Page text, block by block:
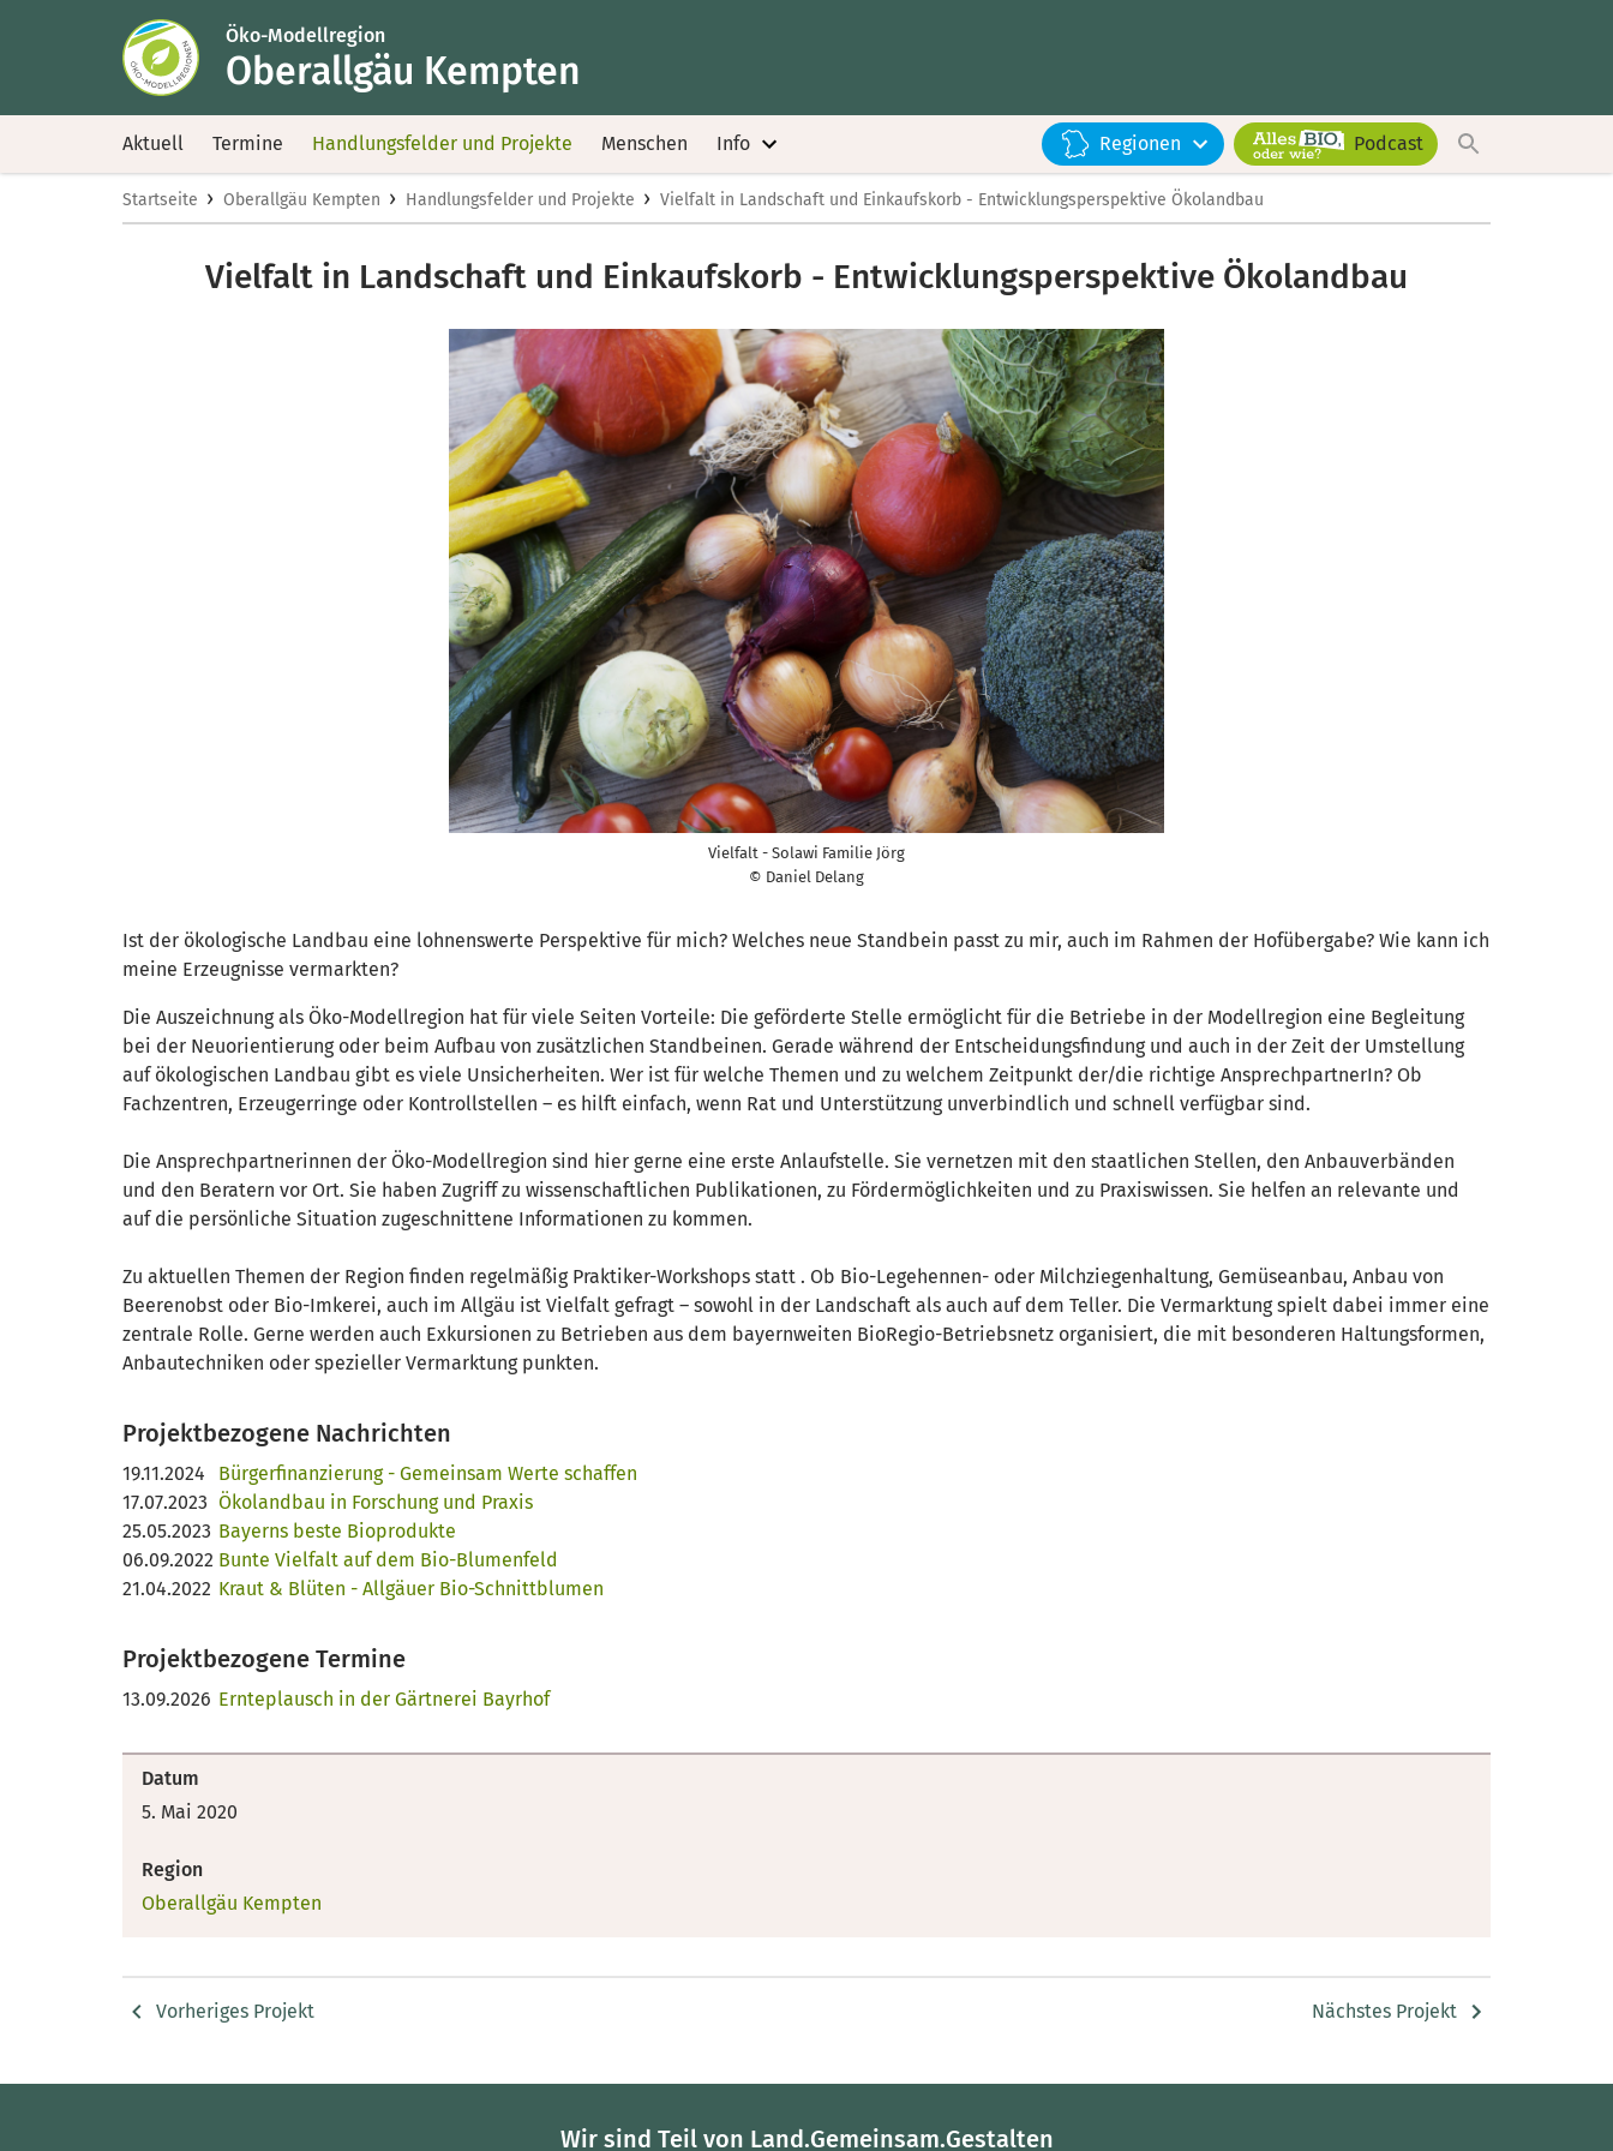
Öko-Modellregion
Oberallgäu Kempten
Aktuell Termine Handlungsfelder und Projekte Menschen Info Regionen Podcast
Startseite › Oberallgäu Kempten › Handlungsfelder und Projekte › Vielfalt in Landschaft und Einkaufskorb - Entwicklungsperspektive Ökolandbau
Vielfalt in Landschaft und Einkaufskorb - Entwicklungsperspektive Ökolandbau
Vielfalt - Solawi Familie Jörg
© Daniel Delang
Ist der ökologische Landbau eine lohnenswerte Perspektive für mich? Welches neue Standbein passt zu mir, auch im Rahmen der Hofübergabe? Wie kann ich
meine Erzeugnisse vermarkten?
Die Auszeichnung als Öko-Modellregion hat für viele Seiten Vorteile: Die geförderte Stelle ermöglicht für die Betriebe in der Modellregion eine Begleitung
bei der Neuorientierung oder beim Aufbau von zusätzlichen Standbeinen. Gerade während der Entscheidungsfindung und auch in der Zeit der Umstellung
auf ökologischen Landbau gibt es viele Unsicherheiten. Wer ist für welche Themen und zu welchem Zeitpunkt der/die richtige AnsprechpartnerIn? Ob
Fachzentren, Erzeugerringe oder Kontrollstellen – es hilft einfach, wenn Rat und Unterstützung unverbindlich und schnell verfügbar sind.
Die Ansprechpartnerinnen der Öko-Modellregion sind hier gerne eine erste Anlaufstelle. Sie vernetzen mit den staatlichen Stellen, den Anbauverbänden
und den Beratern vor Ort. Sie haben Zugriff zu wissenschaftlichen Publikationen, zu Fördermöglichkeiten und zu Praxiswissen. Sie helfen an relevante und
auf die persönliche Situation zugeschnittene Informationen zu kommen.
Zu aktuellen Themen der Region finden regelmäßig Praktiker-Workshops statt . Ob Bio-Legehennen- oder Milchziegenhaltung, Gemüseanbau, Anbau von
Beerenobst oder Bio-Imkerei, auch im Allgäu ist Vielfalt gefragt – sowohl in der Landschaft als auch auf dem Teller. Die Vermarktung spielt dabei immer eine
zentrale Rolle. Gerne werden auch Exkursionen zu Betrieben aus dem bayernweiten BioRegio-Betriebsnetz organisiert, die mit besonderen Haltungsformen,
Anbautechniken oder spezieller Vermarktung punkten.
Projektbezogene Nachrichten
19.11.2024
Bürgerfinanzierung - Gemeinsam Werte schaffen
17.07.2023 Ökolandbau in Forschung und Praxis
25.05.2023 Bayerns beste Bioprodukte
06.09.2022 Bunte Vielfalt auf dem Bio-Blumenfeld
21.04.2022 Kraut & Blüten - Allgäuer Bio-Schnittblumen
Projektbezogene Termine
13.09.2026 Ernteplausch in der Gärtnerei Bayrhof
Datum
5. Mai 2020
Region
Oberallgäu Kempten
Vorheriges Projekt Nächstes Projekt
Wir sind Teil von Land.Gemeinsam.Gestalten